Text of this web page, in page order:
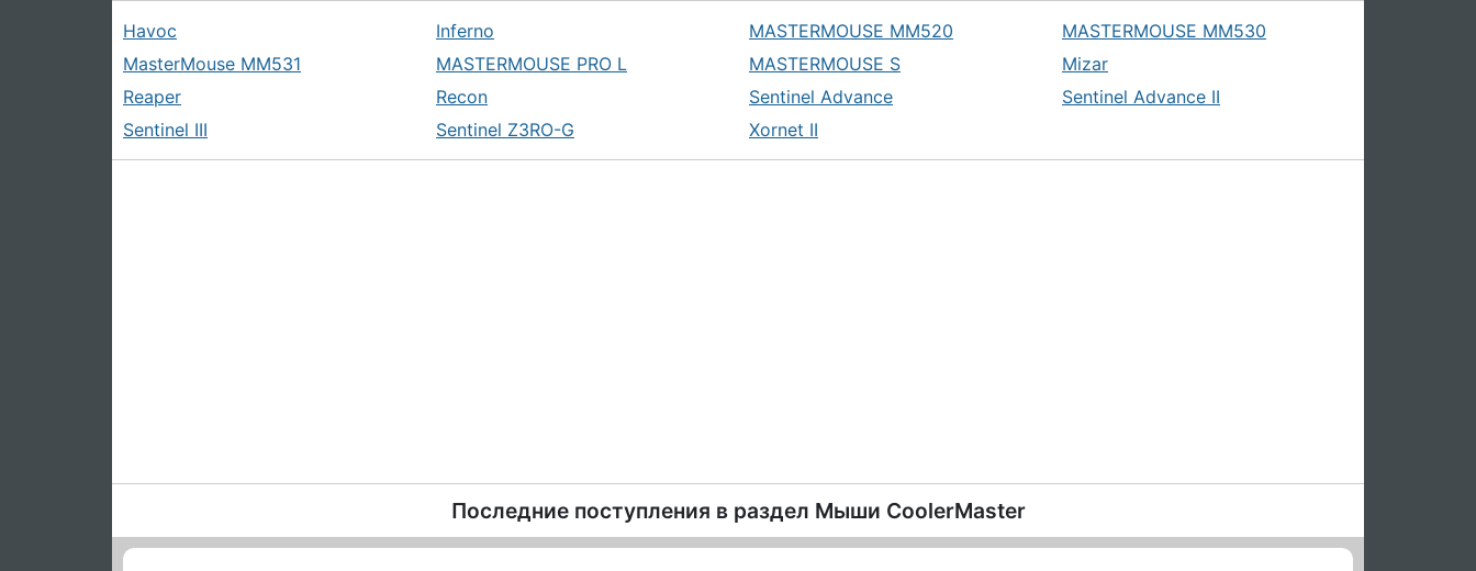
Havoc Inferno MASTERMOUSE MM520
MASTERMOUSE MM530
MasterMouse MM531
MASTERMOUSE PRO L MASTERMOUSE S
Mizar
Reaper
Recon Sentinel Advance
Sentinel Advance II
Sentinel III
Sentinel Z3RO-G Xornet II
Последние поступления в раздел Мыши CoolerMaster